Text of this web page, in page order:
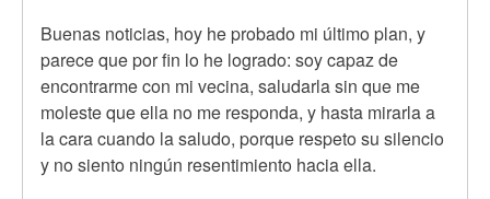
Buenas noticias, hoy he probado mi último plan, y
parece que por fin lo he logrado: soy capaz de
encontrarme con mi vecina, saludarla sin que me
moleste que ella no me responda, y hasta mirarla a
la cara cuando la saludo, porque respeto su silencio
y no siento ningún resentimiento hacia ella.